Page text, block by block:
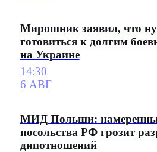
Мирошник заявил, что
готовиться к долгим
на Украине
14:30
6 АВГ
МИД Польши:
посольства РФ грозит
дипотношений